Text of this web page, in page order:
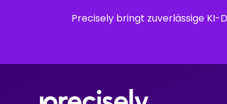
Precisely bringt zuverlässige